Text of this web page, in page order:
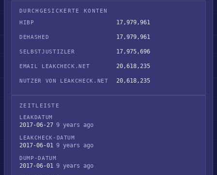
DURCHGESICKERTE KONTEN
HIBP
17,979,961
DEHASHED 17,979,961
SELBSTJUSTIZLER 17,975,696
EMAIL LEAKCHECK.NET 20,618,235
NUTZER VON LEAKCHECK.NET 20,618,235
ZEITLEISTE
LEAKDATUM
2017-06-27 9 years ago
LEAKCHECK-DATUM
2017-06-01 9 years ago
DUMP-DATUM
2017-06-01 9 years ago